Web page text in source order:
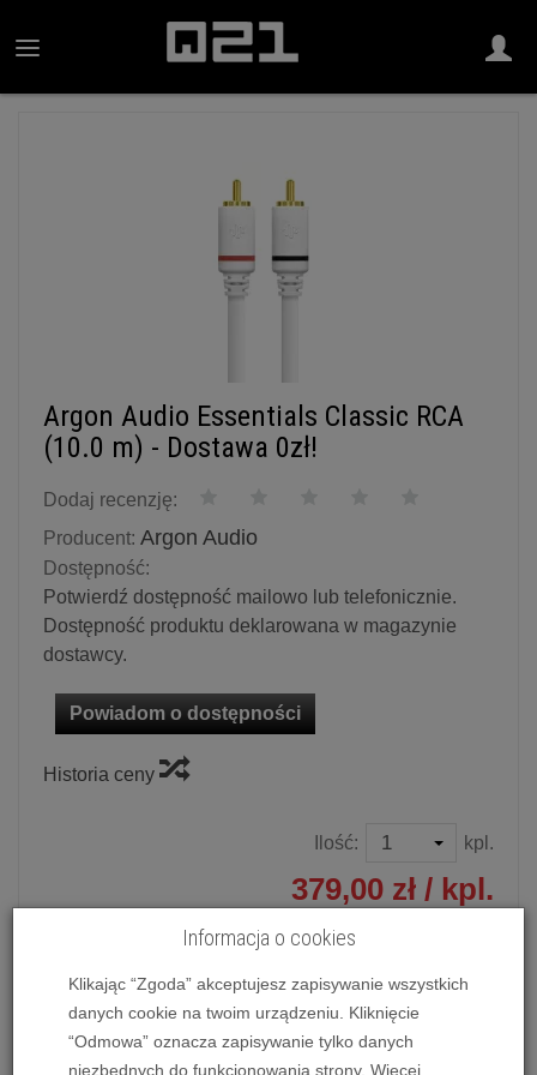
Argon Audio Essentials Classic RCA
(10.0 m) - Dostawa 0zł!
Dodaj recenzję:
Producent: Argon Audio
Dostępność:
Potwierdź dostępność mailowo lub telefonicznie.
Dostępność produktu deklarowana w magazynie
dostawcy.
Powiadom o dostępności
Historia ceny
Ilość: kpl.
379,00 zł / kpl.
dodaj do koszyka
Interkonekt analogowyArgon Audio Essentials Classic
Informacja o cookies
Klikając “Zgoda” akceptujesz zapisywanie wszystkich
danych cookie na twoim urządzeniu. Kliknięcie
“Odmowa” oznacza zapisywanie tylko danych
niezbędnych do funkcjonowania strony. Więcej